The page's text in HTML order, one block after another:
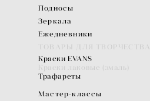
Подносы
Зеркала
Ежедневники
ТОВАРЫ ДЛЯ ТВОРЧЕСТВА
Краски EVANS
Краски лаковые (эмаль)
Трафареты
Мастер-классы